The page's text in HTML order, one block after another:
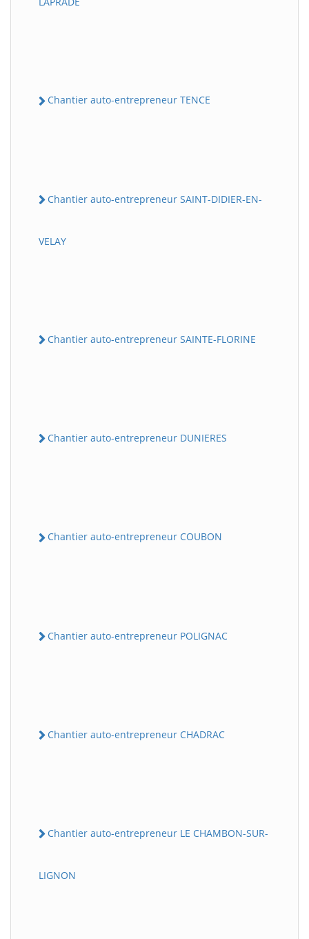
Chantier auto-entrepreneur TENCE
Chantier auto-entrepreneur SAINT-DIDIER-EN-
VELAY
Chantier auto-entrepreneur SAINTE-FLORINE
Chantier auto-entrepreneur DUNIERES
Chantier auto-entrepreneur COUBON
Chantier auto-entrepreneur POLIGNAC
Chantier auto-entrepreneur CHADRAC
Chantier auto-entrepreneur LE CHAMBON-SUR-
LIGNON